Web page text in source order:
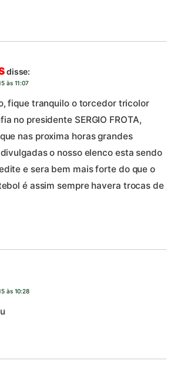
disse:
às 11:07
fique tranquilo o torcedor tricolor
no presidente SERGIO FROTA,
nas proxima horas grandes
o nosso elenco esta sendo
e sera bem mais forte do que o
é assim sempre havera trocas de
às 10:28